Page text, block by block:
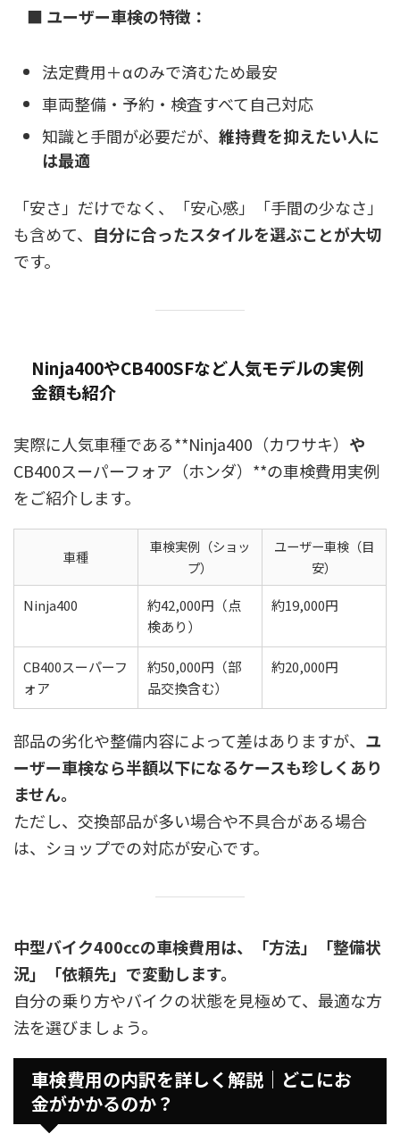
■ ユーザー車検の特徴：
法定費用＋αのみで済むため最安
車両整備・予約・検査すべて自己対応
知識と手間が必要だが、 維持費を抑えたい人に
は最適
「安さ」だけでなく、「安心感」「手間の少なさ」
も含めて、 自分に合ったスタイルを選ぶことが大切
です。
Ninja400やCB400SFなど人気モデルの実例
金額も紹介
実際に人気車種である**Ninja400（カワサキ） や
CB400スーパーフォア（ホンダ）**の車検費用実例
をご紹介します。
車種
車検実例（ショッ
プ）
ユーザー車検（目
安）
Ninja400
約42,000円（点
検あり）
約19,000円
CB400スーパーフ
ォア
約50,000円（部
品交換含む）
約20,000円
部品の劣化や整備内容によって差はありますが、 ユ
ーザー車検なら半額以下になるケースも珍しくあり
ません。
ただし、交換部品が多い場合や不具合がある場合
は、ショップでの対応が安心です。
中型バイク400ccの車検費用は、「方法」「整備状
況」「依頼先」で変動します。
自分の乗り方やバイクの状態を見極めて、最適な方
法を選びましょう。
車検費用の内訳を詳しく解説｜どこにお
金がかかるのか？